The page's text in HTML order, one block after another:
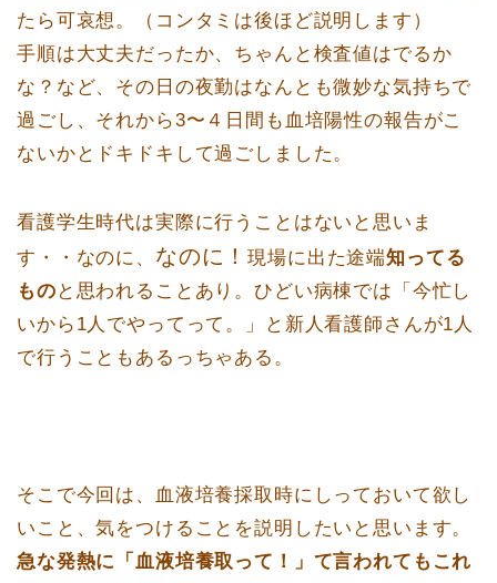
たら可哀想。（コンタミは後ほど説明します）
手順は大丈夫だったか、ちゃんと検査値はでるか
な？など、その日の夜勤はなんとも微妙な気持ちで
過ごし、それから3〜４日間も血培陽性の報告がこ
ないかとドキドキして過ごしました。
看護学生時代は実際に行うことはないと思いま
す・・なのに、 なのに！現場に出た途端知ってる
もの と思われることあり。ひどい病棟では「今忙し
いから1人でやってって。」と新人看護師さんが1人
で行うこともあるっちゃある。
そこで今回は、血液培養採取時にしっておいて欲し
いこと、気をつけることを説明したいと思います。
急な発熱に「血液培養取って！」て言われてもこれ